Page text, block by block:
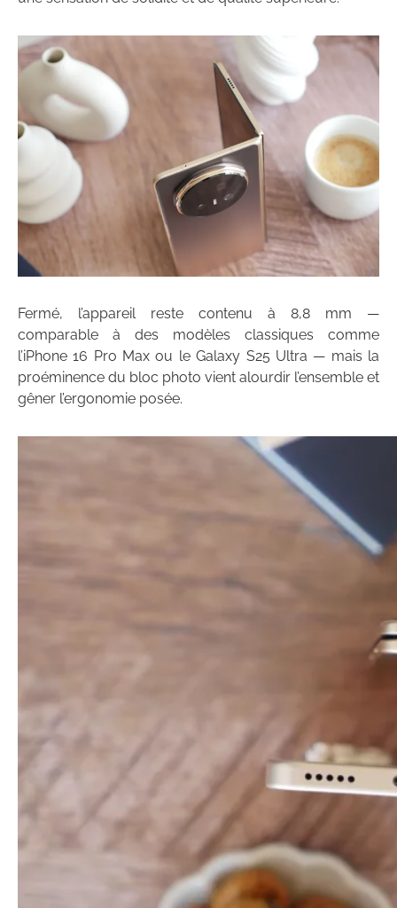
Fermé, l’appareil reste contenu à 8,8 mm —
comparable à des modèles classiques comme
l’iPhone 16 Pro Max ou le Galaxy S25 Ultra — mais la
proéminence du bloc photo vient alourdir l’ensemble et
gêner l’ergonomie posée.